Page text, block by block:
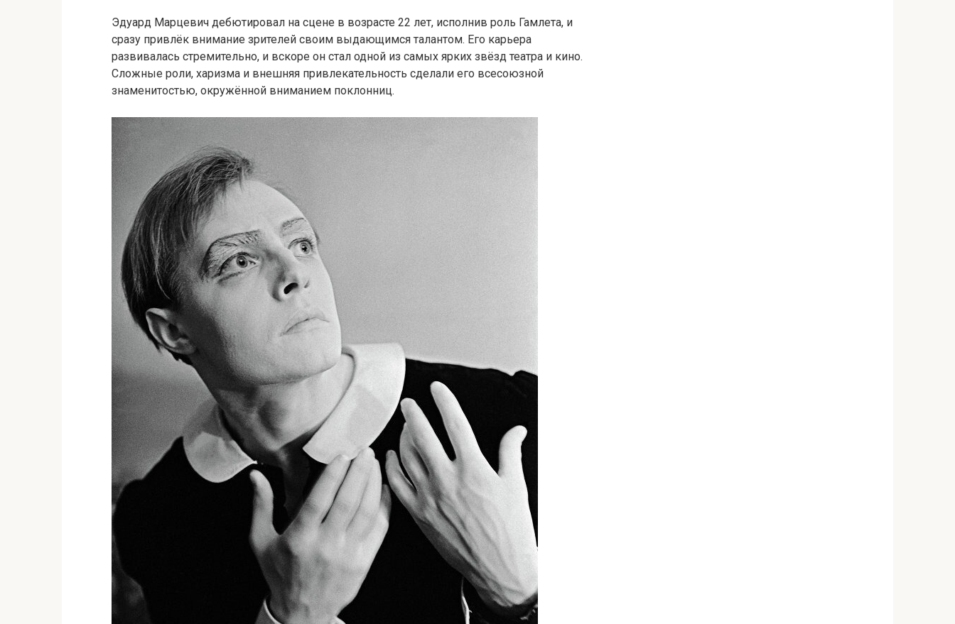
Эдуард Марцевич дебютировал на сцене в возрасте 22 лет, исполнив роль Гамлета, и
сразу привлёк внимание зрителей своим выдающимся талантом. Его карьера
развивалась стремительно, и вскоре он стал одной из самых ярких звёзд театра и кино.
Сложные роли, харизма и внешняя привлекательность сделали его всесоюзной
знаменитостью, окружённой вниманием поклонниц.